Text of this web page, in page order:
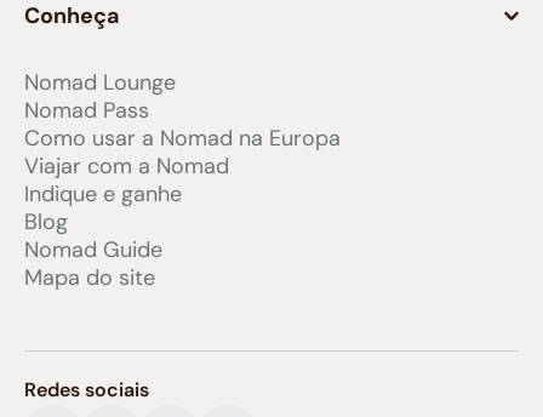
Conheça
Nomad Lounge
Nomad Pass
Como usar a Nomad na Europa
Viajar com a Nomad
Indique e ganhe
Blog
Nomad Guide
Mapa do site
Redes sociais